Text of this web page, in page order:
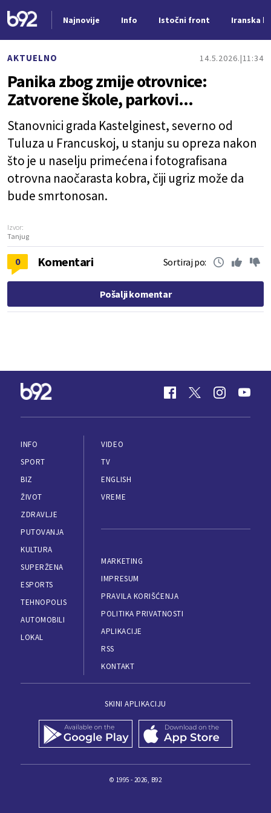
Najnovije Info Istočni front Iranska
AKTUELNO 14.5.2026. 11:34
Panika zbog zmije otrovnice:
Zatvorene škole, parkovi...
Stanovnici grada Kastelginest, severno od
Tuluza u Francuskoj, u stanju su opreza nakon
što je u naselju primećena i fotografisana
otrovna naočarasta kobra, čiji ugriz može da
bude smrtonosan.
Izvor:
Tanjug
0 Komentari Sortiraj po:
Pošalji komentar
INFO
SPORT
BIZ
ŽIVOT
ZDRAVLJE
PUTOVANJA
KULTURA
SUPERŽENA
ESPORTS
TEHNOPOLIS
AUTOMOBILI
LOKAL
VIDEO
TV
ENGLISH
VREME
MARKETING
IMPRESUM
PRAVILA KORIŠĆENJA
POLITIKA PRIVATNOSTI
APLIKACIJE
RSS
KONTAKT
SKINI APLIKACIJU
© 1995 - 2026, B92